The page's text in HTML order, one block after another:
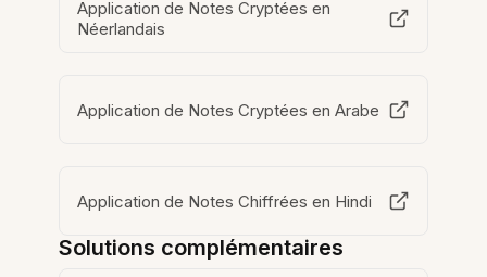
Application de Notes Cryptées en
Néerlandais
Application de Notes Cryptées en Arabe
Application de Notes Chiffrées en Hindi
Solutions complémentaires